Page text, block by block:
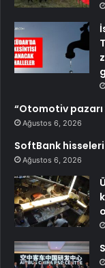
“Otomotiv
Ağustos 6, 2026
SoftBank
Ağustos 6, 2026